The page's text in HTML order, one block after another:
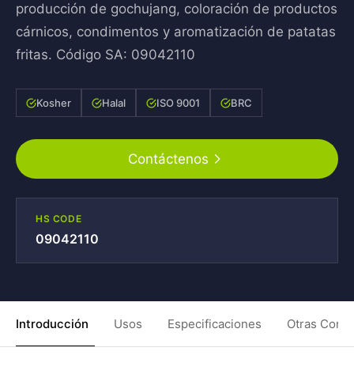
producción de gochujang, coloración de productos
cárnicos, condimentos y aromatización de patatas
fritas. Código SA: 09042110
Kosher Halal ISO 9001 BRC
Contáctenos
HS CODE
09042110
Introducción Usos Especificaciones Otras